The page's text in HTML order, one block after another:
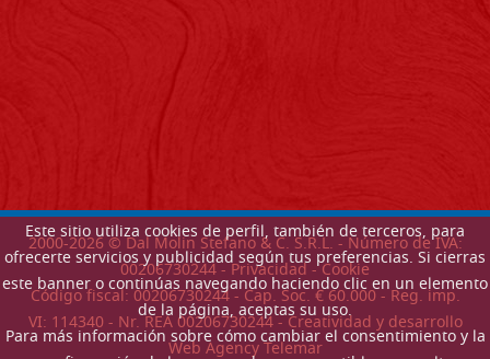
Este sitio utiliza cookies de perfil, también de terceros, para
ofrecerte servicios y publicidad según tus preferencias. Si cierras
este banner o continúas navegando haciendo clic en un elemento
de la página, aceptas su uso.
Para más información sobre cómo cambiar el consentimiento y la
2000-2026© Dal Molin Stefano & C. S.R.L. - Número de IVA:
00206730244 -Privacidad-Cookie
Código fiscal: 00206730244 - Cap. Soc. € 60.000 - Reg. imp.
VI: 114340 - Nr. REA 00206730244 - Creatividad y desarrollo
Web Agency Telemar